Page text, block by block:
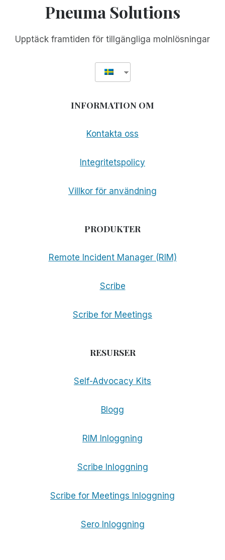
Pneuma Solutions
Upptäck framtiden för tillgängliga molnlösningar
INFORMATION OM
Kontakta oss
Integritetspolicy
Villkor för användning
PRODUKTER
Remote Incident Manager (RIM)
Scribe
Scribe for Meetings
RESURSER
Self-Advocacy Kits
Blogg
RIM Inloggning
Scribe Inloggning
Scribe for Meetings Inloggning
Sero Inloggning